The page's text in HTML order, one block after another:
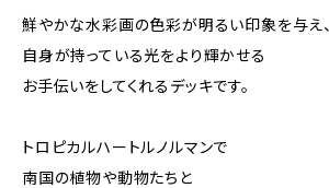
鮮やかな水彩画の色彩が明るい印象を与え、
自身が持っている光をより輝かせる
お手伝いをしてくれるデッキです。
トロピカルハートルノルマンで
南国の植物や動物たちと